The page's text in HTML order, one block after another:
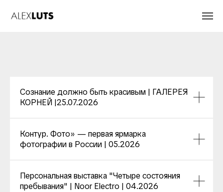
Сознание должно быть красивым | ГАЛЕРЕЯ
КОРНЕЙ |25.07.2026
Контур. Фото» — первая ярмарка
фотографии в России | 05.2026
Персональная выставка "Четыре состояния
пребывания" | Noor Electro | 04.2026